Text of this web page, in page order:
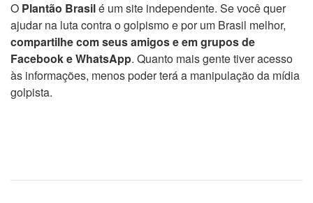
O Plantão Brasilé um site independente. Se você quer
ajudar na luta contra o golpismo e por um Brasil melhor,
compartilhe com seus amigos e em grupos de
Facebook e WhatsApp. Quanto mais gente tiver acesso
às informações, menos poder terá a manipulação da mídia
golpista.